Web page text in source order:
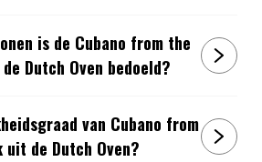
is de Cubano from the
Dutch Oven bedoeld?
van Cubano from
uit de Dutch Oven?